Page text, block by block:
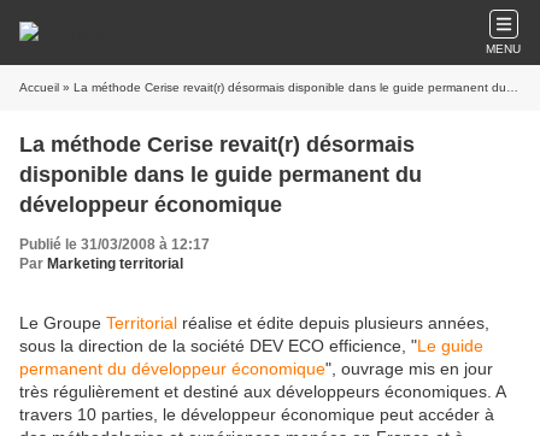
MENU
Accueil » La méthode Cerise revait(r) désormais disponible dans le guide permanent du développeur économique
La méthode Cerise revait(r) désormais
disponible dans le guide permanent du
développeur économique
Publié le 31/03/2008 à 12:17
Par Marketing territorial
Le Groupe Territorial réalise et édite depuis plusieurs années,
sous la direction de la société DEV ECO efficience, "Le guide
permanent du développeur économique", ouvrage mis en jour
très régulièrement et destiné aux développeurs économiques. A
travers 10 parties, le développeur économique peut accéder à